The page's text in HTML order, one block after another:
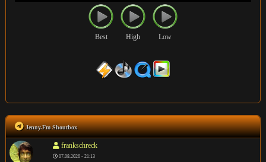
Best High Low
Jenny.Fm Shoutbox
frankschreck
07.08.2026 - 21:13